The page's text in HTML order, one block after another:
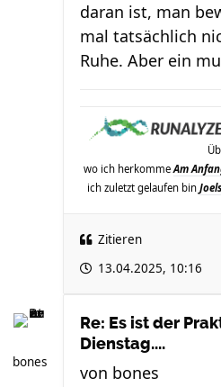
daran ist, man
mal tatsächlich
Ruhe. Aber ein
wo ich herkommeAm
ich zuletzt gelaufen bin
Zitieren
13.04.2025, 10:16
bones
Re: Es ist der
Dienstag....
von bones